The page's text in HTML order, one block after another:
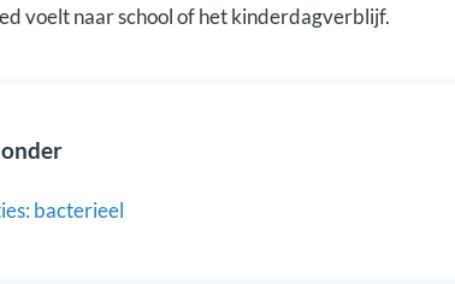
voelt naar school of het kinderdagverblijf.
bacterieel